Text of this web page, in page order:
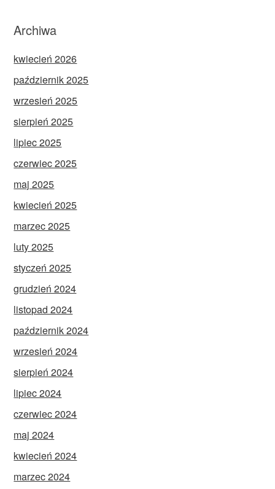
Archiwa
kwiecień 2026
październik 2025
wrzesień 2025
sierpień 2025
lipiec 2025
czerwiec 2025
maj 2025
kwiecień 2025
marzec 2025
luty 2025
styczeń 2025
grudzień 2024
listopad 2024
październik 2024
wrzesień 2024
sierpień 2024
lipiec 2024
czerwiec 2024
maj 2024
kwiecień 2024
marzec 2024